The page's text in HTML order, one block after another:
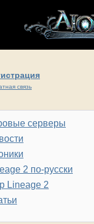
связь
серверы
2 по-русски
Lineage 2